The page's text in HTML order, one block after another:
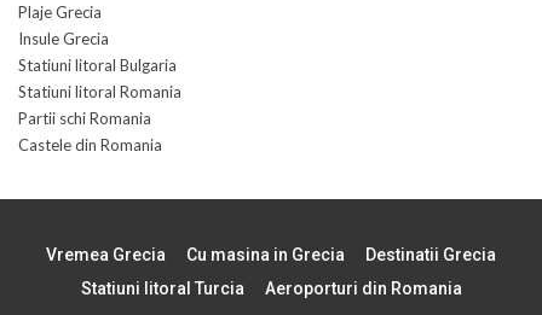
Plaje Grecia
Insule Grecia
Statiuni litoral Bulgaria
Statiuni litoral Romania
Partii schi Romania
Castele din Romania
Vremea Grecia Cu masina in Grecia
Destinatii Grecia
Statiuni litoral Turcia
Aeroporturi din Romania